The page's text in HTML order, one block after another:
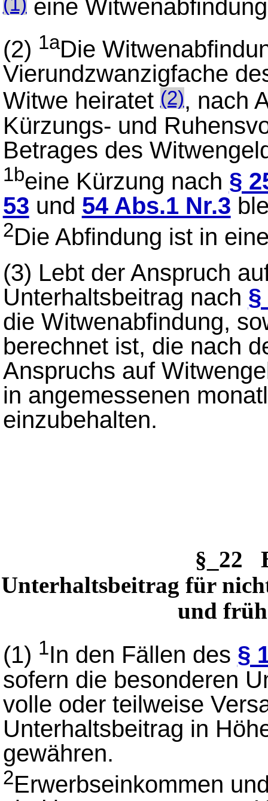
eine
(2) 1aDie
Vierundzwanzigfache
Witwe heiratet(2), nach
Kürzungs- und
Betrages des
1beine Kürzung nach §
53 und 54 Abs.1 Nr.3
2Die Abfindung ist in
(3) Lebt der Anspruch
Unterhaltsbeitrag nach §
die Witwenabfindung,
berechnet ist, die nach
Anspruchs auf
in angemessenen
einzubehalten.
§_22
Unterhaltsbeitrag für
und
(1) 1In den Fällen des §
sofern die besonderen
volle oder teilweise
Unterhaltsbeitrag in
gewähren.
2Erwerbseinkommen